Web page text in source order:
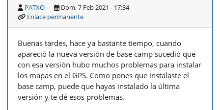
PATXO
Dom, 7 Feb 2021 - 17:34
Enlace permanente
Buenas tardes, hace ya bastante tiempo, cuando
apareció la nueva versión de base camp sucedió que
con esa versión hubo muchos problemas para instalar
los mapas en el GPS. Como pones que instalaste el
base camp, puede que hayas instalado la última
versión y te dé esos problemas.